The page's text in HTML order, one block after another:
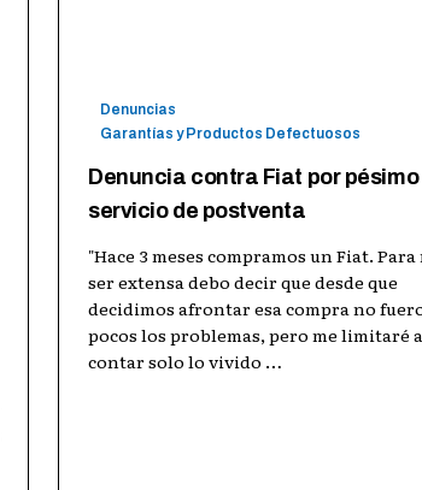
Denuncias
Garantías y Productos Defectuosos
Denuncia contra Fiat por pésimo
servicio de postventa
"Hace 3 meses compramos un Fiat. Para
ser extensa debo decir que desde que
decidimos afrontar esa compra no
pocos los problemas, pero me limitaré a
contar solo lo vivido …